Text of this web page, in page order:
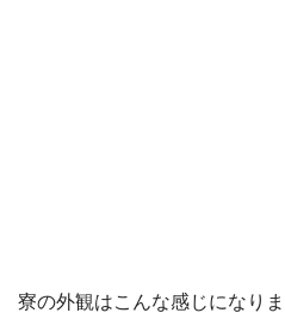
寮の外観はこんな感じになりま